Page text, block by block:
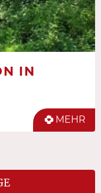
IN
MEHR